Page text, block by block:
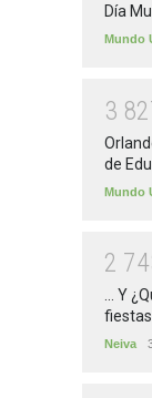
Día
Mundo
3 82
de
Mundo
2 74
... Y
Neiva